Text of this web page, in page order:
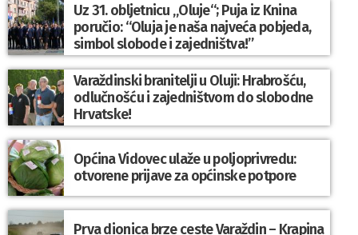
Uz 31. obljetnicu „Oluje“; Puja iz Knina
poručio: “Oluja je naša najveća pobjeda,
simbol slobode i zajedništva!”
Varaždinski branitelji u Oluji: Hrabrošću,
odlučnošću i zajedništvom do slobodne
Hrvatske!
Općina Vidovec ulaže u poljoprivredu:
otvorene prijave za općinske potpore
Prva dionica brze ceste Varaždin – Krapina